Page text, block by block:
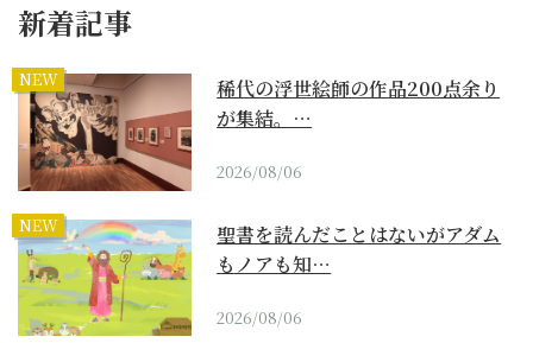
新着記事
NEW
稀代の浮世絵師の作品200点余り
が集結。…
2026/08/06
NEW
聖書を読んだことはないがアダム
もノアも知…
2026/08/06